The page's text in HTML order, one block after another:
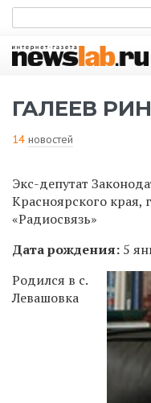
ГАЛЕЕВ
14 новостей
Экс-депутат
Красноярского
«Радиосвязь»
Дата рождения: 5
Родился в с.
Левашовка